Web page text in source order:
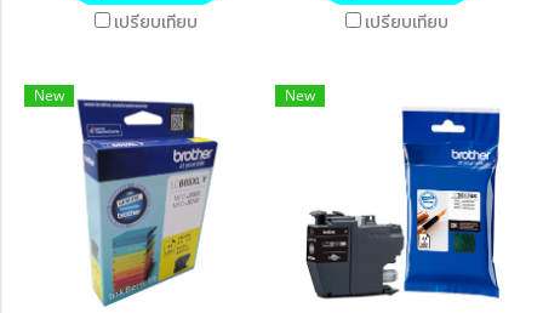
เปรียบเทียบ
เปรียบเทียบ
New New